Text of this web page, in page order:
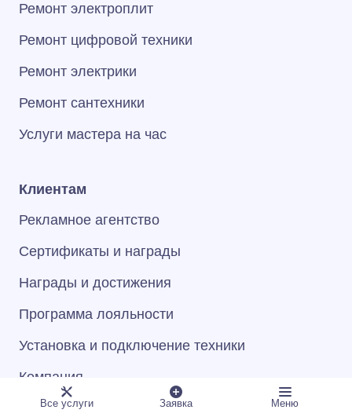
Ремонт электроплит
Ремонт цифровой техники
Ремонт электрики
Ремонт сантехники
Услуги мастера на час
Клиентам
Рекламное агентство
Сертификаты и награды
Награды и достижения
Программа лояльности
Установка и подключение техники
Компания
Все услуги Заявка Меню